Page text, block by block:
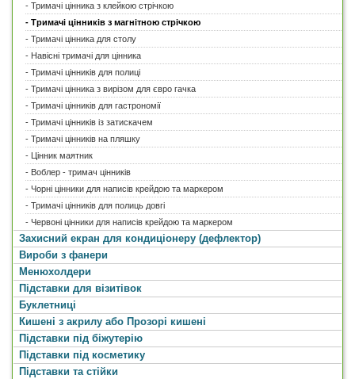
- Тримачі цінника з клейкою стрічкою
- Тримачі цінників з магнітною стрічкою
- Тримачі цінника для столу
- Навісні тримачі для цінника
- Тримачі цінників для полиці
- Тримачі цінника з вирізом для євро гачка
- Тримачі цінників для гастрономії
- Тримачі цінників із затискачем
- Тримачі цінників на пляшку
- Цінник маятник
- Воблер - тримач цінників
- Чорні цінники для написів крейдою та маркером
- Тримачі цінників для полиць довгі
- Червоні цінники для написів крейдою та маркером
Захисний екран для кондиціонеру (дефлектор)
Вироби з фанери
Менюхолдери
Підставки для візитівок
Буклетниці
Кишені з акрилу або Прозорі кишені
Підставки під біжутерію
Підставки під косметику
Підставки та стійки
Висота
до 100 мм.(4)
100 — 200 мм.
200 — 300 мм.
300 — 500 мм.
больше 500 мм.(0)
Глибина
до 100 мм.(18)
100 — 200 мм.(0)
200 — 300 мм.
больше 300 мм.
ЗАСТОСУВАТИ
Вироби з фанери
Менюхолдери
Підставки для візитівок
Буклетниці
Кишені з акрилу або Прозорі кишені
Підставки під біжутерію
Підставки під косметику
Підставки та стійки
Гірки для товару
Підставки для монет
Пластикові ящики та коробки
Лототрони
Номерки та бирки
Лабораторні підставки
Інформаційні стенди
Бейджі